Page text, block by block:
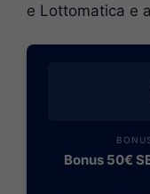
e Lottomatica e
Bonus 50€